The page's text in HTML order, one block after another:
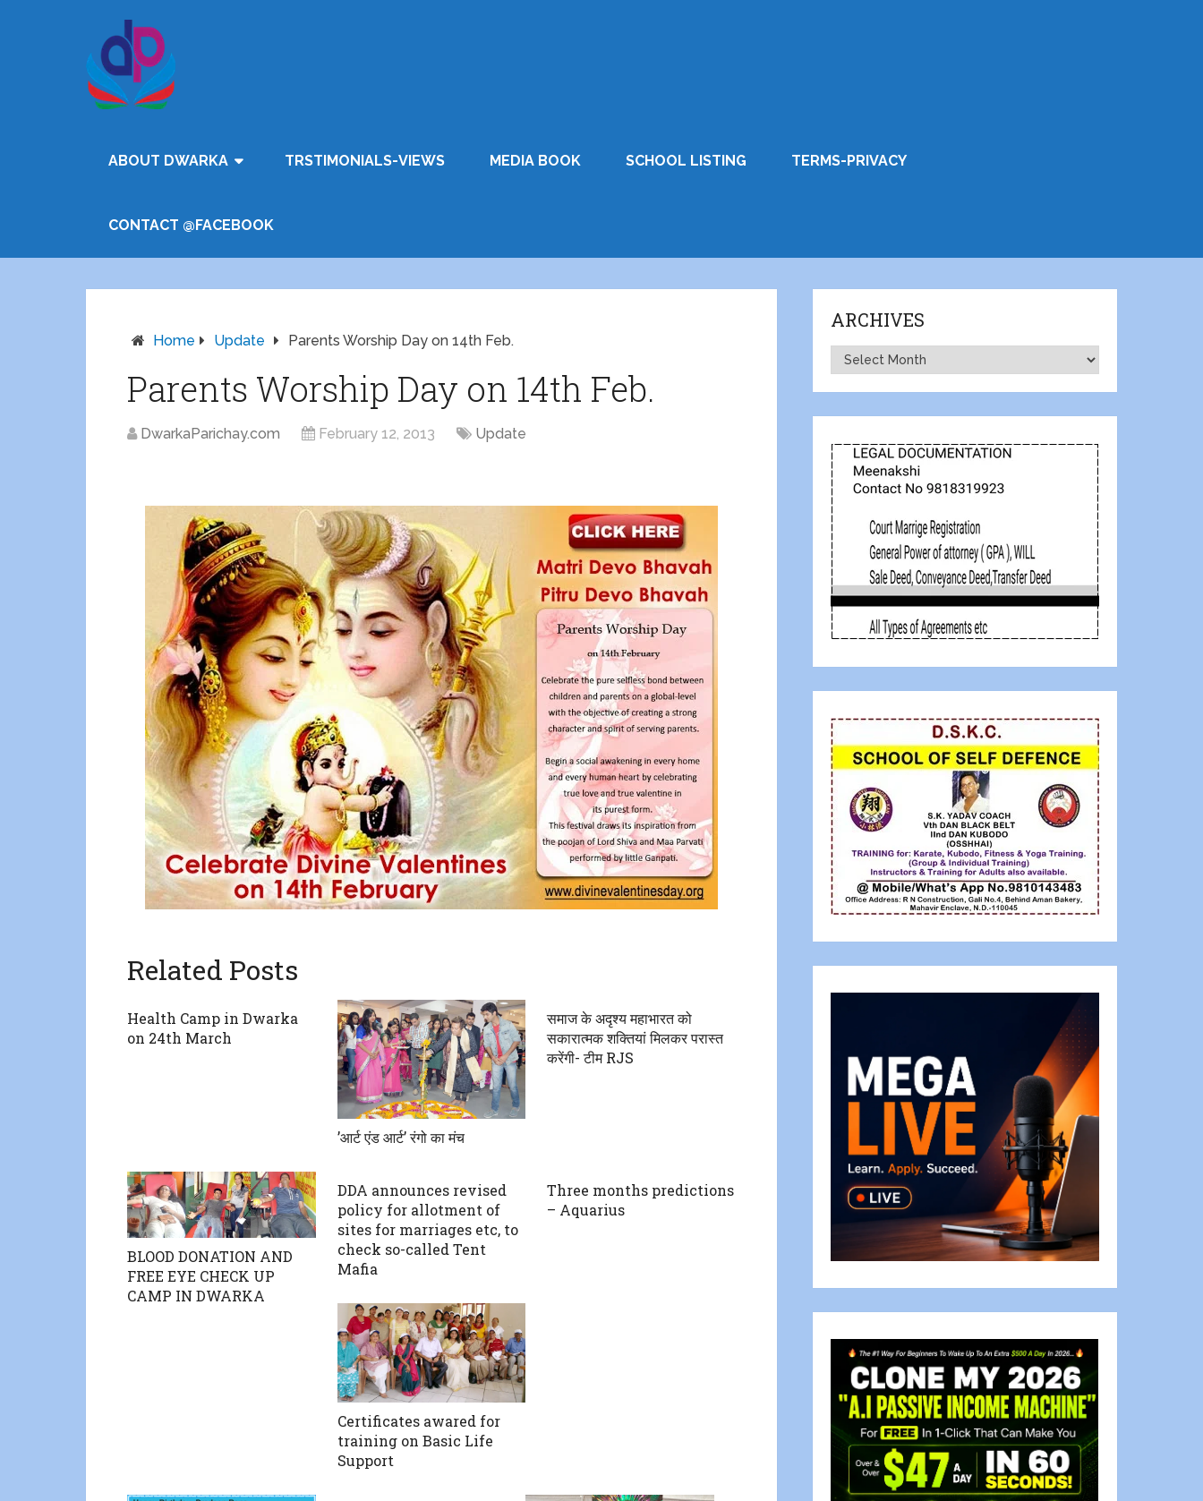
ABOUT DWARKA TRSTIMONIALS-VIEWS MEDIA BOOK SCHOOL LISTING TERMS-PRIVACY
CONTACT @FACEBOOK
Home Update Parents Worship Day on 14th Feb.
Parents Worship Day on 14th Feb.
DwarkaParichay.com February 12, 2013 Update
Related Posts
Health Camp in Dwarka
on 24th March
​’आर्ट एंड आर्ट’ रंगो का मंच
समाज के अदृश्य महाभारत को
सकारात्मक शक्तियां मिलकर परास्त
करेंगी- टीम RJS
BLOOD DONATION AND
FREE EYE CHECK UP
CAMP IN DWARKA
DDA announces revised
policy for allotment of
sites for marriages etc, to
check so-called Tent
Mafia
Three months predictions
– Aquarius
Certificates awared for
training on Basic Life
Support
ARCHIVES
Archives